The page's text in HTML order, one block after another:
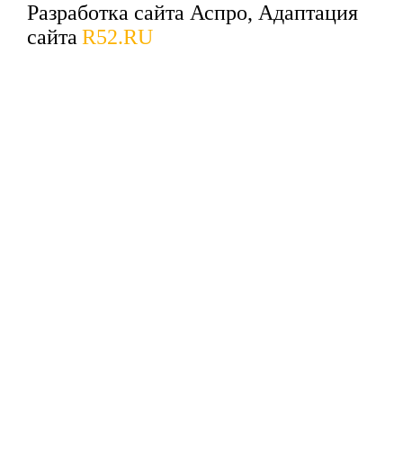
Разработка сайта Аспро, Адаптация
сайта R52.RU